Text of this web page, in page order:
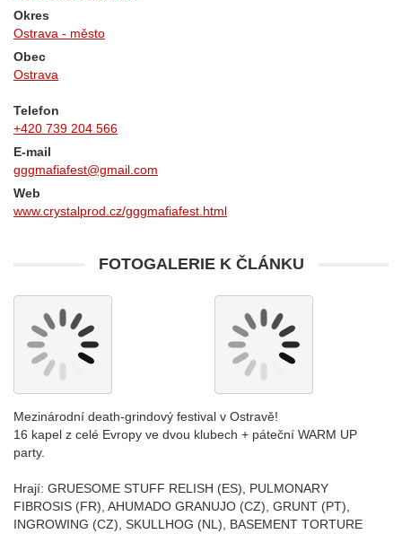
Okres
Ostrava - město
Obec
Ostrava
Telefon
+420 739 204 566
E-mail
gggmafiafest@gmail.com
Web
www.crystalprod.cz/gggmafiafest.html
FOTOGALERIE K ČLÁNKU
Mezinárodní death-grindový festival v Ostravě!
16 kapel z celé Evropy ve dvou klubech + páteční WARM UP
party.
Hrají: GRUESOME STUFF RELISH (ES), PULMONARY
FIBROSIS (FR), AHUMADO GRANUJO (CZ), GRUNT (PT),
INGROWING (CZ), SKULLHOG (NL), BASEMENT TORTURE